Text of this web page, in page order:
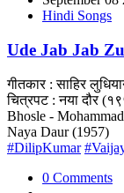
Hindi Songs
Ude Jab Jab
गीतकार : साहिर
चित्रपट : नया दौर
Bhosle -
Naya Daur (1957)
#DilipKumar
0 Comments